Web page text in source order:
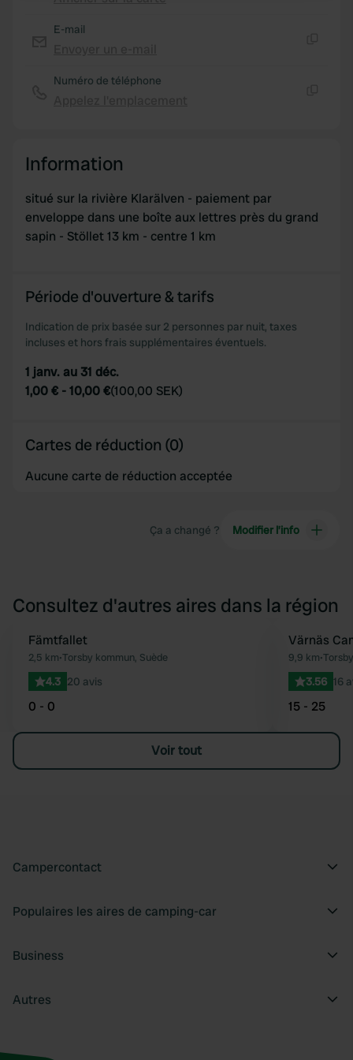
We use cookies to personalise content and ads, to
our social media, advertising and analytics partners who
E-mail
Numéro de téléphone
Information
situé sur la rivière Klarälven - paiement par
enveloppe dans une boîte aux lettres près du grand
sapin - Stöllet 13 km - centre 1 km
Période d'ouverture & tarifs
Indication de prix basée sur 2 personnes par nuit, taxes
incluses et hors frais supplémentaires éventuels.
1 janv. au 31 déc.
1,00 € -10,00 €(100,00 SEK)
Cartes de réduction (0)
Aucune carte de réduction acceptée
Ça a changé ? Modifier l’info
Consultez d'autres aires dans la région
Préféré
Fämtfallet
2,5 km•Torsby kommun, Suède
4.3 20 avis
0 - 0
Värnäs
9,9 km•
3.56 16
15 - 25
Voir tout
Campercontact
Populaires les aires de camping-car
Business
Autres